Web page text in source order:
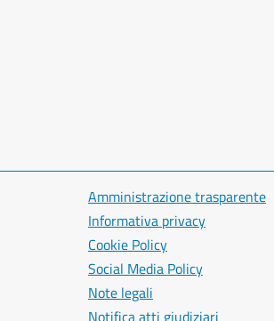
Amministrazione trasparente
Informativa privacy
Cookie Policy
Social Media Policy
Note legali